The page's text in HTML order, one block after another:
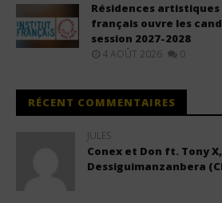
Résidences artistiques
français ouvre les
session 2027-2028
4 AOÛT 2026 0
RÉCENT COMMENTAIRES
JULES
Conex et Don ft. Tony
Dessiguimanzanbera